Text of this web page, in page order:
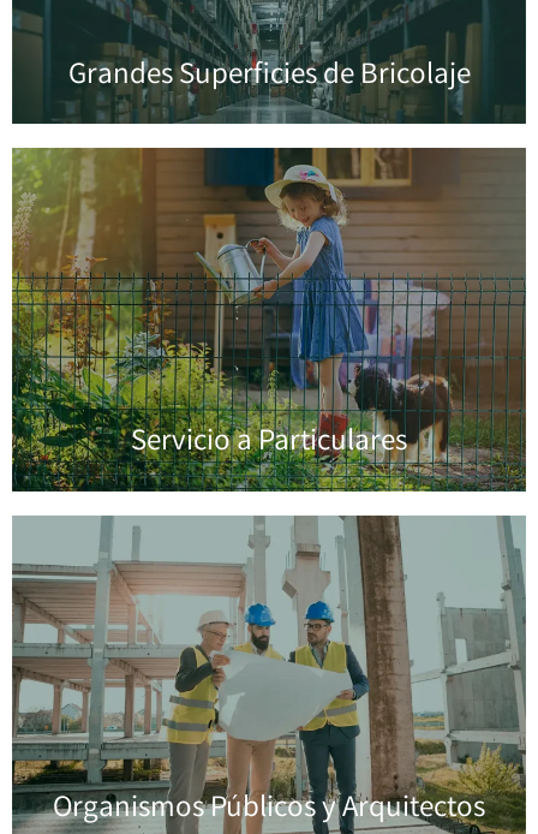
Grandes Superficies de Bricolaje
Servicio a Particulares
Organismos Públicos y Arquitectos